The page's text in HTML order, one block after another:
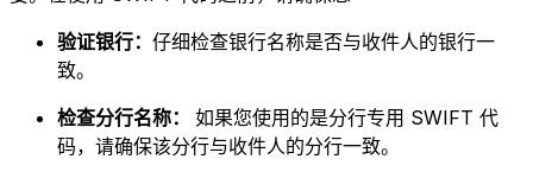
验证银行： 仔细检查银行名称是否与收件人的银行一
致。
检查分行名称： 如果您使用的是分行专用 SWIFT 代
码，请确保该分行与收件人的分行一致。